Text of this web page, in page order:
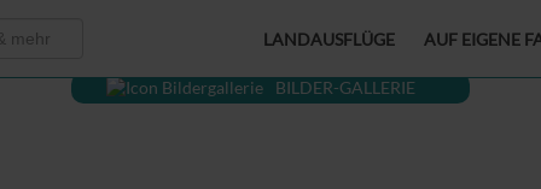
LANDAUSFLÜGE AUF EIGENE
BILDER-GALLERIE